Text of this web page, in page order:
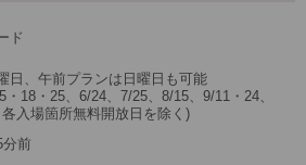
ード
上共通
ド
日、午前プランは日曜日も可能
・18・25、6/24、7/25、8/15、9/11・24、
各入場箇所無料開放日を除く)
分前